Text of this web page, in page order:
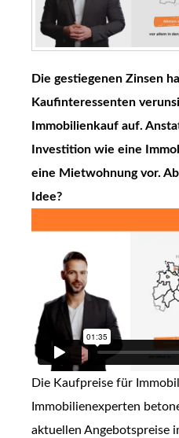
Die gestiegenen Zinsen
Kaufinteressenten
Immobilienkauf auf.
Investition wie eine
eine Mietwohnung vor.
Idee?
Die Kaufpreise für
Immobilienexperten
aktuellen Angebotspreise